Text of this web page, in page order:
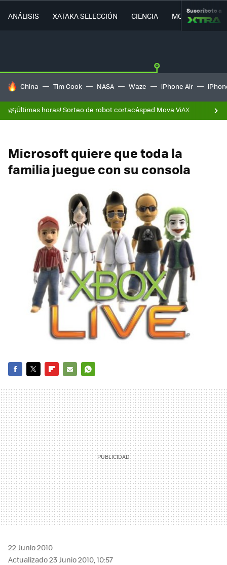
ANÁLISIS XATAKA SELECCIÓN CIENCIA MOVILIDAD
Suscríbete a
HOY SE HABLA DE
China Tim Cook NASA Waze iPhone Air
🌿¡Últimas horas! Sorteo de robot cortacésped Mova ViAX
Microsoft quiere que toda la
familia juegue con su consola
MAIL
22 Junio 2010
Actualizado 23 Junio 2010, 10:57